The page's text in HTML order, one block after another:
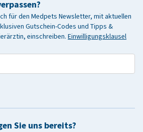
für den Medpets Newsletter, mit aktuellen
Gutschein-Codes und Tipps &
einschreiben. Einwilligungsklausel
Sie uns bereits?